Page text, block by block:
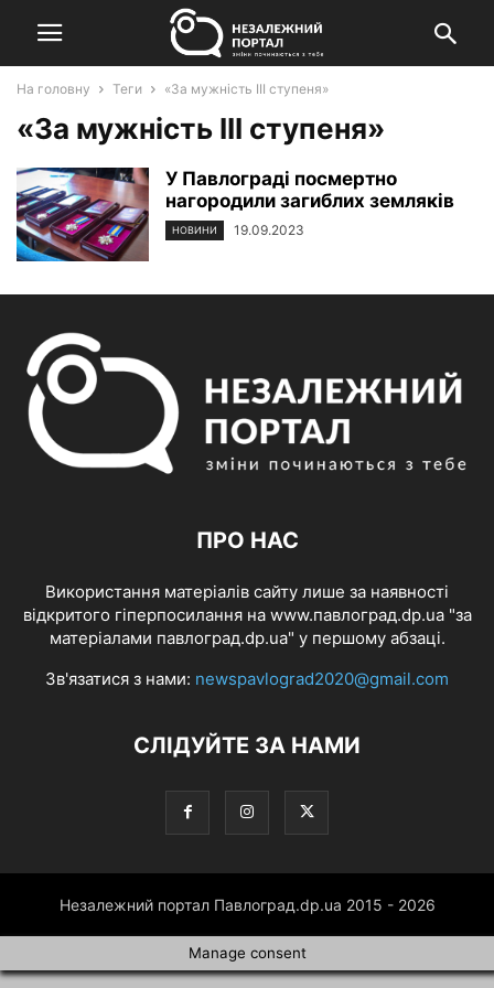
На головну Теги «За мужність ІІІ ступеня»
«За мужність ІІІ ступеня»
У Павлограді посмертно
нагородили загиблих земляків
НОВИНИ 19.09.2023
ПРО НАС
Використання матеріалів сайту лише за наявності
відкритого гіперпосилання на www.павлоград.dp.ua "за
матеріалами павлоград.dp.ua" у першому абзаці.
Зв'язатися з нами: newspavlograd2020@gmail.com
СЛІДУЙТЕ ЗА НАМИ
Незалежний портал Павлоград.dp.ua 2015 - 2026
Manage consent